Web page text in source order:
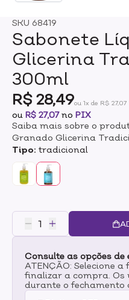
SKU 68419
Sabonete
Glicerina
300ml
R$ 28,49ou 1x de R$ 27,07
ou R$ 27,07no PIX
Saiba mais sobre o
Granado Glicerina
glicerina vegetal e pH da
pele, deixando-a macia
alta concentração de
tem ações emoliente e
biodegradável. Livre de
origem animal. Modo de
quantidade do sabonete
Tipo: tradicional
Consulte as opções
ATENÇÃO: Selecione
finalizar a compra.
durante o fechamento